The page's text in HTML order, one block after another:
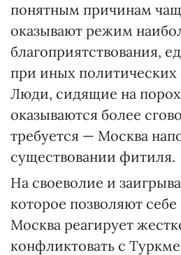
понятным причинам
оказывают режим
благоприятствования,
при иных политических
Люди, сидящие на
оказываются более
требуется — Москва
существовании фитиля.
На своеволие и
которое позволяют
Москва реагирует
конфликтовать с